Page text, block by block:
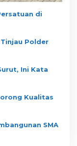
di
Polder
Ini Kata
Kualitas
SMA